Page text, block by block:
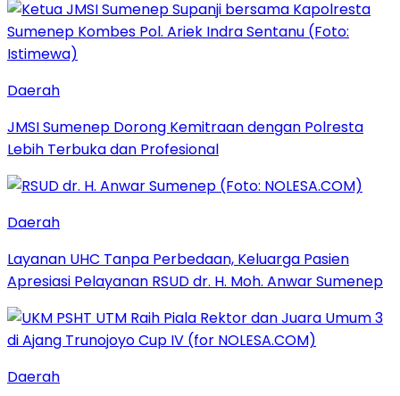
Daerah
JMSI Sumenep Dorong Kemitraan dengan Polresta
Lebih Terbuka dan Profesional
Daerah
Layanan UHC Tanpa Perbedaan, Keluarga Pasien
Apresiasi Pelayanan RSUD dr. H. Moh. Anwar Sumenep
Daerah